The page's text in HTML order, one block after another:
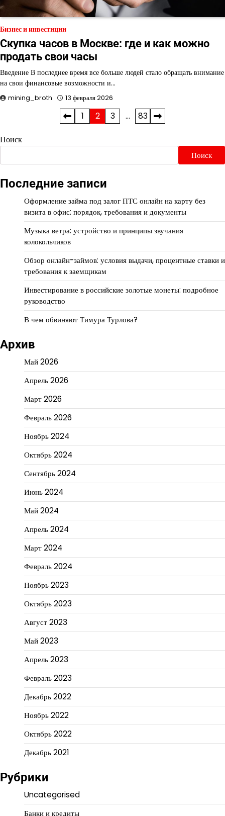
Бизнес и инвестиции
Скупка часов в Москве: где и как можно
продать свои часы
Введение В последнее время все больше людей стало обращать внимание
на свои финансовые возможности и…
mining_broth 13 февраля 2026
записей
1 2 3 … 83
Поиск
Поиск
Последние записи
Оформление займа под залог ПТС онлайн на карту без
визита в офис: порядок, требования и документы
Музыка ветра: устройство и принципы звучания
колокольчиков
Обзор онлайн-займов: условия выдачи, процентные ставки и
требования к заемщикам
Инвестирование в российские золотые монеты: подробное
руководство
В чем обвиняют Тимура Турлова?
Архив
Май 2026
Апрель 2026
Март 2026
Февраль 2026
Ноябрь 2024
Октябрь 2024
Сентябрь 2024
Июнь 2024
Май 2024
Апрель 2024
Март 2024
Февраль 2024
Ноябрь 2023
Октябрь 2023
Август 2023
Май 2023
Апрель 2023
Февраль 2023
Декабрь 2022
Ноябрь 2022
Октябрь 2022
Декабрь 2021
Рубрики
Uncategorised
Банки и кредиты